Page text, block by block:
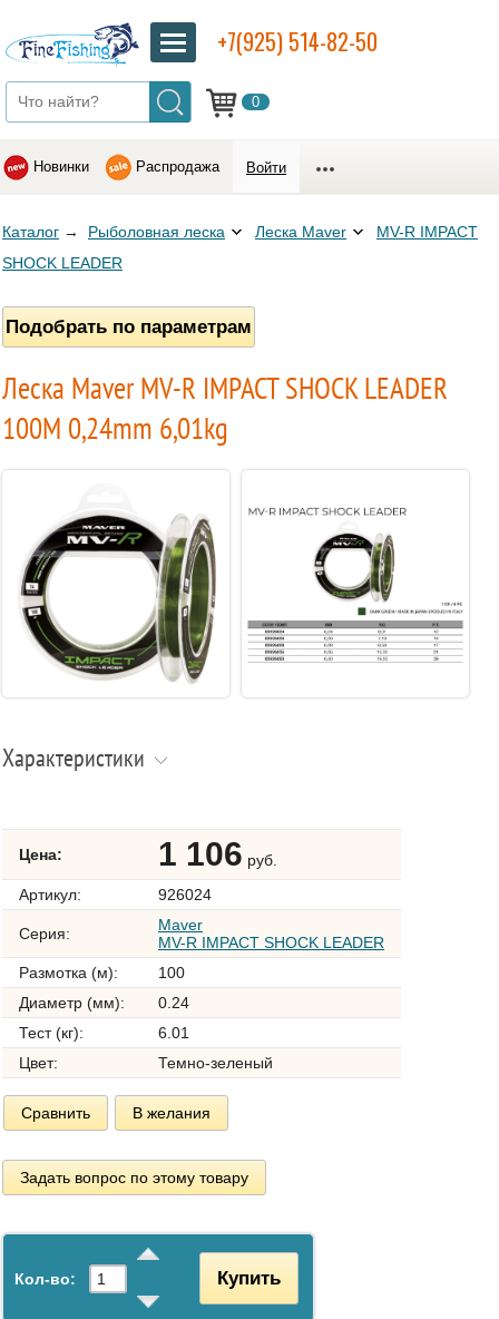
0
+7(925) 514-82-50
Новинки Распродажа Войти
Каталог → Рыболовная леска Леска Maver
MV-R IMPACT
SHOCK LEADER
Подобрать по параметрам
Леска Maver MV-R IMPACT SHOCK LEADER
100M 0,24mm 6,01kg
Характеристики
Цена: 1 106 руб.
Артикул:
926024
Серия:
Maver
MV-R IMPACT SHOCK LEADER
Размотка (м):
100
Диаметр (мм):
0.24
Тест (кг):
6.01
Цвет:
Темно-зеленый
Сравнить В желания
Задать вопрос по этому товару
Кол-во: Купить